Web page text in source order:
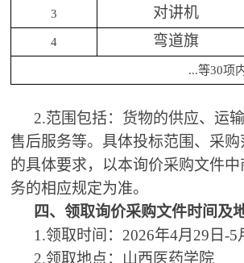
3 对讲机
4 弯道旗
...等30项
2.范围包括：货物的供应、运
售后服务等。具体投标范围、采购
的具体要求，以本询价采购文件
务的相应规定为准。
四、领取询价采购文件时间及
1 .领取时间： 2026年4月29日-5
2.领取地点：山西医药学院